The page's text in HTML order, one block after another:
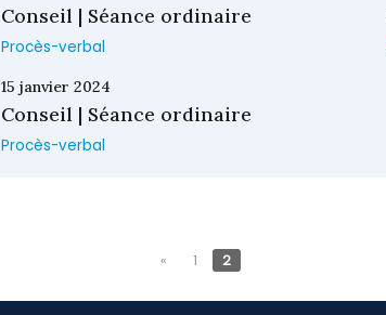
Conseil | Séance ordinaire
Procès-verbal
15 janvier 2024
Conseil | Séance ordinaire
Procès-verbal
« 1 2